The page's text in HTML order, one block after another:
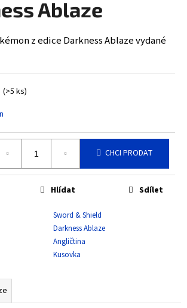
Ablaze
z edice Darkness Ablaze vydané
(>5 ks)
CHCI PRODAT
Sword & Shield
Darkness Ablaze
Angličtina
Kusovka
Hlídat Sdílet